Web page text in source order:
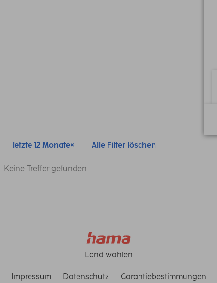
letzte 12 Monate Alle Filter löschen
Keine Treffer gefunden
Land wählen
Impressum Datenschutz
Garantiebestimmungen